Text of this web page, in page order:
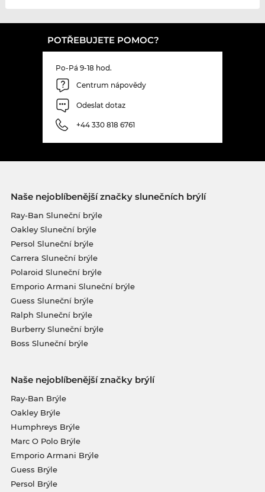
POTŘEBUJETE POMOC?
Po-Pá 9-18 hod.
Centrum nápovědy
Odeslat dotaz
+44 330 818 6761
Naše nejoblíbenější značky slunečních brýlí
Ray-Ban Sluneční brýle
Oakley Sluneční brýle
Persol Sluneční brýle
Carrera Sluneční brýle
Polaroid Sluneční brýle
Emporio Armani Sluneční brýle
Guess Sluneční brýle
Ralph Sluneční brýle
Burberry Sluneční brýle
Boss Sluneční brýle
Naše nejoblíbenější značky brýlí
Ray-Ban Brýle
Oakley Brýle
Humphreys Brýle
Marc O Polo Brýle
Emporio Armani Brýle
Guess Brýle
Persol Brýle